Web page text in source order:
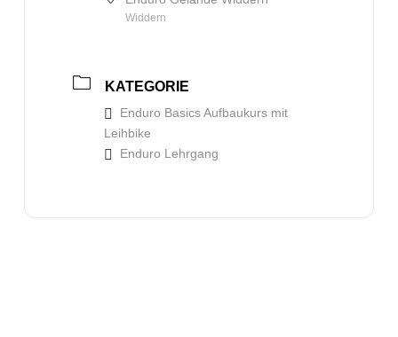
Widdern
KATEGORIE
Enduro Basics Aufbaukurs mit
Leihbike
Enduro Lehrgang